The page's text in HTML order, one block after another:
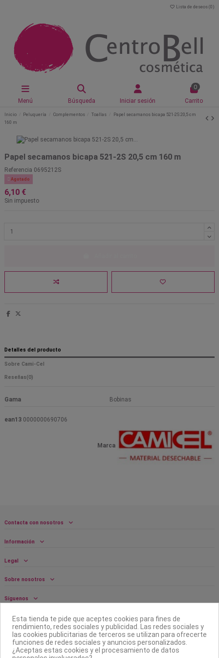
Lista de deseos (0 )
Menú Búsqueda Iniciar sesión
0
Carrito
Inicio Peluquería Complementos Toallas
Papel secamanos bicapa 521-2S 20,5 cm
160 m
Papel secamanos bicapa 521-2S 20,5 cm 160 m
Referencia 0695212S
 Agotado
6,10 €
Sin impuesto
Detalles del producto
Sobre Cami-Cel
Reseñas(0)
Gama Bobinas
Marca
ean13 0000000690706
Contacta con nosotros
Información
Legal
Sobre nosotros
Síguenos
Boletín
Esta tienda te pide que aceptes cookies para fines de
rendimiento, redes sociales y publicidad. Las redes sociales y
las cookies publicitarias de terceros se utilizan para ofrecerte
funciones de redes sociales y anuncios personalizados.
¿Aceptas estas cookies y el procesamiento de datos